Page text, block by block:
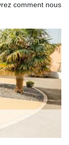
comment nous